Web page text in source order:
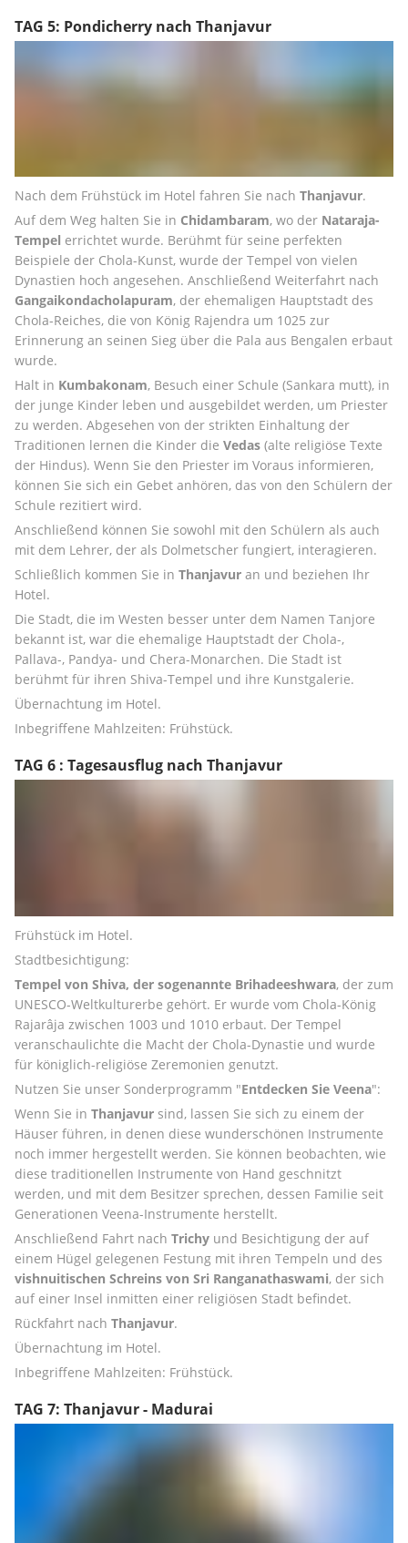
TAG 5: Pondicherry nach Thanjavur
Nach dem Frühstück im Hotel fahren Sie nach Thanjavur.
Auf dem Weg halten Sie in Chidambaram, wo der Nataraja-
Tempel errichtet wurde. Berühmt für seine perfekten
Beispiele der Chola-Kunst, wurde der Tempel von vielen
Gangaikondacholapuram, der ehemaligen Hauptstadt des
Chola-Reiches, die von König Rajendra um 1025 zur
Erinnerung an seinen Sieg über die Pala aus Bengalen erbaut
wurde.
Halt in Kumbakonam, Besuch einer Schule (Sankara mutt), in
der junge Kinder leben und ausgebildet werden, um Priester
zu werden. Abgesehen von der strikten Einhaltung der
Traditionen lernen die Kinder die Vedas (alte religiöse Texte
der Hindus). Wenn Sie den Priester im Voraus informieren,
können Sie sich ein Gebet anhören, das von den Schülern der
Schule rezitiert wird.
Anschließend können Sie sowohl mit den Schülern als auch
mit dem Lehrer, der als Dolmetscher fungiert, interagieren.
Schließlich kommen Sie in Thanjavur an und beziehen Ihr
Hotel.
Die Stadt, die im Westen besser unter dem Namen Tanjore
bekannt ist, war die ehemalige Hauptstadt der Chola-,
Pallava-, Pandya- und Chera-Monarchen. Die Stadt ist
berühmt für ihren Shiva-Tempel und ihre Kunstgalerie.
Übernachtung im Hotel.
Inbegriffene Mahlzeiten: Frühstück.
TAG 6 : Tagesausflug nach Thanjavur
Frühstück im Hotel.
Stadtbesichtigung:
Tempel von Shiva, der sogenannte Brihadeeshwara, der zum
UNESCO-Weltkulturerbe gehört. Er wurde vom Chola-König
Rajarâja zwischen 1003 und 1010 erbaut. Der Tempel
veranschaulichte die Macht der Chola-Dynastie und wurde
für königlich-religiöse Zeremonien genutzt.
Nutzen Sie unser Sonderprogramm "Entdecken Sie Veena":
Wenn Sie in Thanjavur sind, lassen Sie sich zu einem der
Häuser führen, in denen diese wunderschönen Instrumente
noch immer hergestellt werden. Sie können beobachten, wie
diese traditionellen Instrumente von Hand geschnitzt
werden, und mit dem Besitzer sprechen, dessen Familie seit
Generationen Veena-Instrumente herstellt.
Anschließend Fahrt nach Trichy und Besichtigung der auf
vishnuitischen Schreins von Sri Ranganathaswami, der sich
auf einer Insel inmitten einer religiösen Stadt befindet.
Rückfahrt nach Thanjavur.
Übernachtung im Hotel.
Inbegriffene Mahlzeiten: Frühstück.
TAG 7: Thanjavur - Madurai